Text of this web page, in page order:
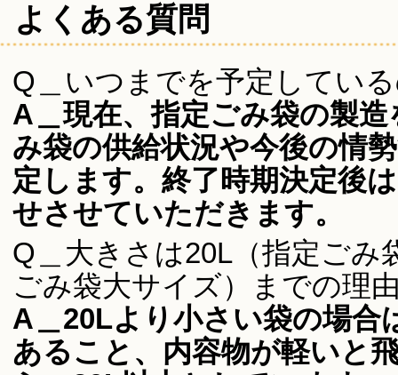
よくある質問
Q＿いつまでを予定してい
A＿現在、指定ごみ袋の製
み袋の供給状況や今後の情
定します。終了時期決定後
せさせていただきます。
Q＿大きさは20L（指定ごみ
ごみ袋大サイズ）までの理
A＿20Lより小さい袋の場合
あること、内容物が軽いと